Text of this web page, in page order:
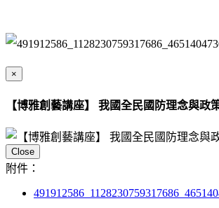
×
【博雅創藝講座】 我國全民國防理念與政
Close
附件：